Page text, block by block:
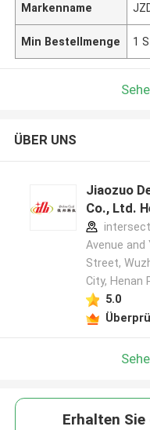
Markenname
Min Bestellmenge 1
ÜBER UNS
Jiaozuo
Co., Ltd.
Avenue and
Street,
City, Henan
5.0
Erhalten